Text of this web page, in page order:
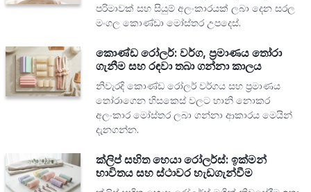
පරිමාවක් සහ සියුම් අලංකාරයක් ලබා දෙන සරල
මංගල කොණ්ඩා මෝස්තර උපදෙස්.
කොණ්ඩ රෝලර්: වර්ග, ප්‍රමාණය තෝරා
ගැනීම සහ රඳවා තබා ගන්නා කාලය
නිවැරදි කොණ්ඩ රෝලර් වර්ගය සහ ප්‍රමාණය
තෝරාගෙන හිසකෙස් වලට හානි නොකර
අලංකාර මෝස්තර ලබා ගන්නා ආකාරය මෙයින්
දැනගන්න.
ක්ලිප් සහිත හෙයා රෝලර්ස්: ඉක්මන්
භාවිතය සහ ස්ථාවර හැඩගැන්වීම